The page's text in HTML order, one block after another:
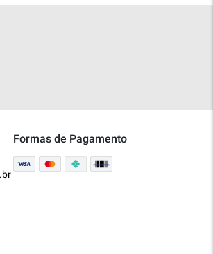
Formas de Pagamento